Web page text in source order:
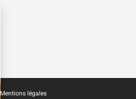
Mentions légales